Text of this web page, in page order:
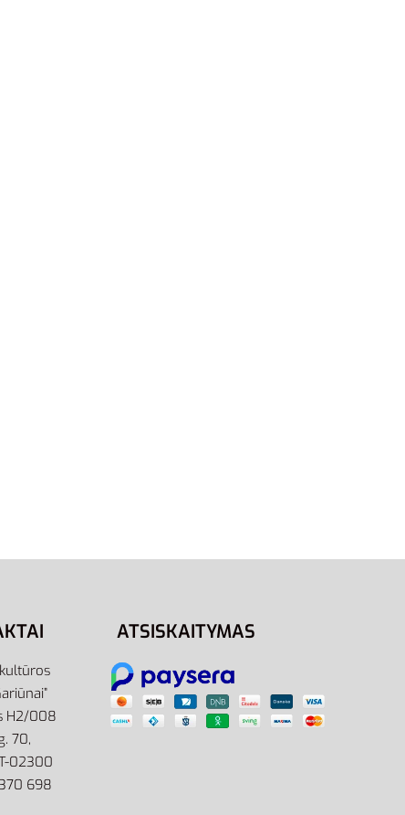
H2/008
70,
02300
698
ATSISKAITYMAS